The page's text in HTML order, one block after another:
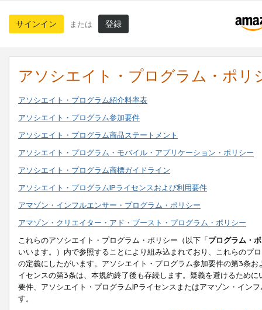
サインイン または 登録
アソシエイト・プログラム・ポリ
アソシエイト・プログラム紹介料率表
アソシエイト・プログラム参加要件
アソシエイト・プログラム商品ステートメント
アソシエイト・プログラム・モバイル・アプリケーション・ポリシー
アソシエイト・プログラム商標ガイドライン
アソシエイト・プログラムIPライセンスおよび利用要件
アマゾン・インフルエンサー・プログラム・ポリシー
アマゾン・クリエイター・アド・ブースト・プログラム・ポリシー
これらのアソシエイト・プログラム・ポリシー（以下「プログラム・
いいます。）内で参照することにより組み込まれており、これらのプ
の定義にしたがいます。アソシエイト・プログラム参加要件の第3条
イセンスの第3条は、本規約終了後も存続します。疑義を避けるため
要件、アソシエイト・プログラムIPライセンスまたはアマゾン・イン
す。